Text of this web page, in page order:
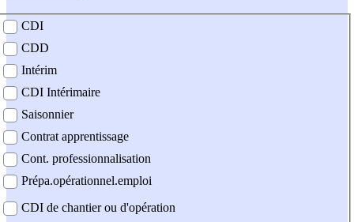
contrat
CDI
CDD
Intérim
CDI Intérimaire
Saisonnier
Contrat apprentissage
Cont. professionnalisation
Prépa.opérationnel.emploi
CDI de chantier ou d'opération